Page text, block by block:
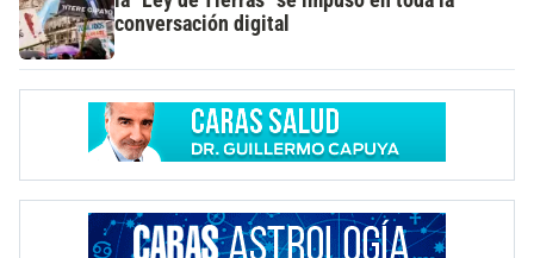
conversación digital